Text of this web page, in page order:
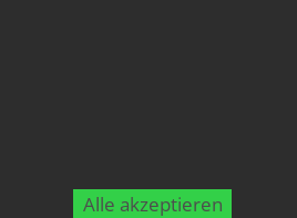
Alle akzeptieren